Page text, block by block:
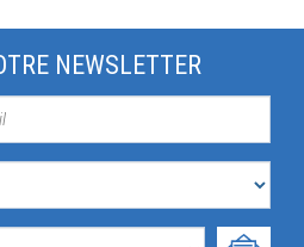
NEWSLETTER